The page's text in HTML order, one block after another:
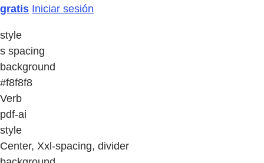
gratis Iniciar sesión
style
s spacing
background
#f8f8f8
Verb
pdf-ai
style
Center, Xxl-spacing, divider